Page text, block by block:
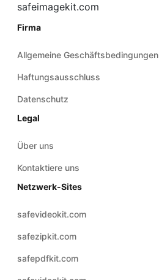
safeimagekit.com
Firma
Allgemeine Geschäftsbedingungen
Haftungsausschluss
Datenschutz
Legal
Über uns
Kontaktiere uns
Netzwerk-Sites
safevideokit.com
safezipkit.com
safepdfkit.com